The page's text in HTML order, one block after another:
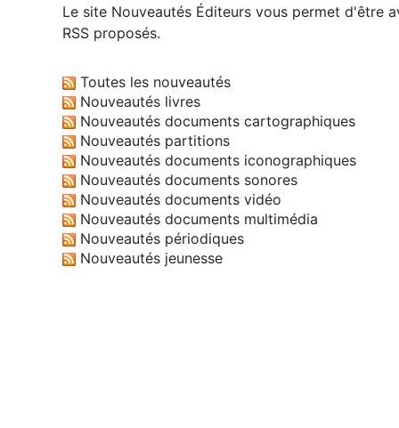
Le site Nouveautés Éditeurs vous permet d'être
RSS proposés.
Toutes les nouveautés
Nouveautés livres
Nouveautés documents cartographiques
Nouveautés partitions
Nouveautés documents iconographiques
Nouveautés documents sonores
Nouveautés documents vidéo
Nouveautés documents multimédia
Nouveautés périodiques
Nouveautés jeunesse